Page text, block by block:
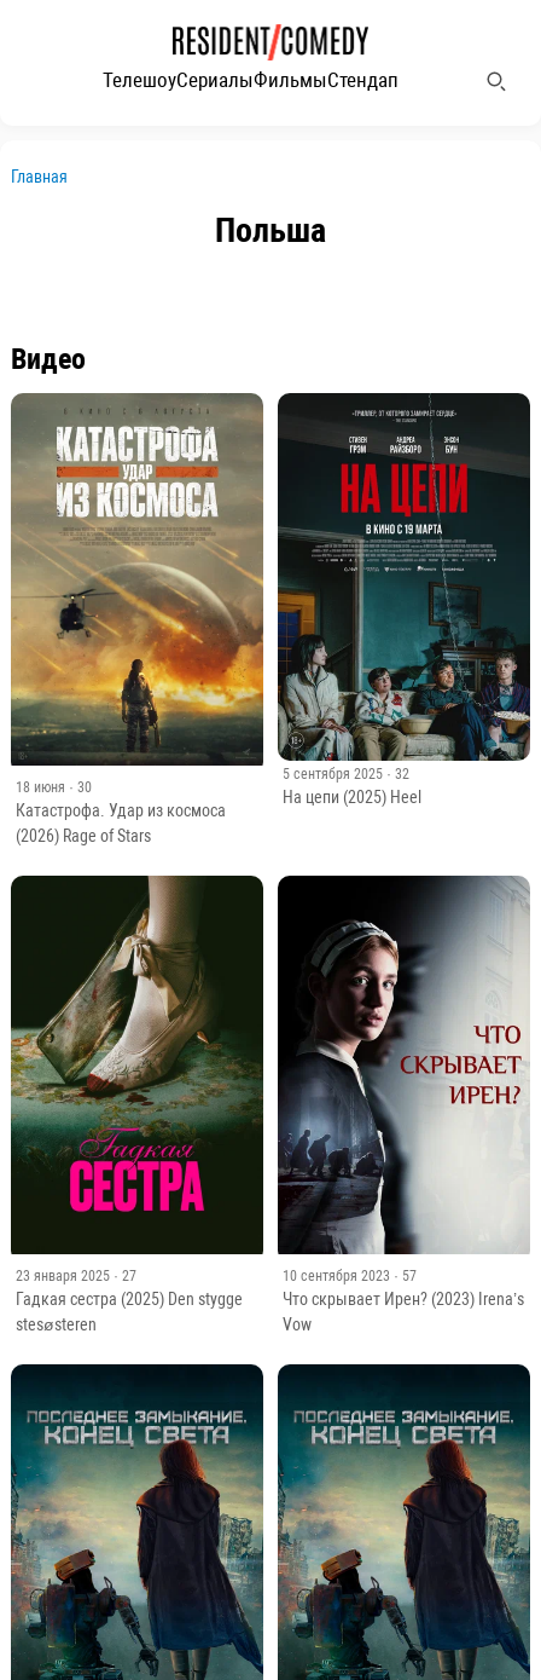
ТелешоуСериалыФильмыСтендап
Главная
Польша
Видео
18 июня · 30
Катастрофа. Удар из космоса
(2026) Rage of Stars
5 сентября 2025 · 32
На цепи (2025) Heel
23 января 2025 · 27
Гадкая сестра (2025) Den stygge
stesøsteren
10 сентября 2023 · 57
Что скрывает Ирен? (2023) Irena’s
Vow